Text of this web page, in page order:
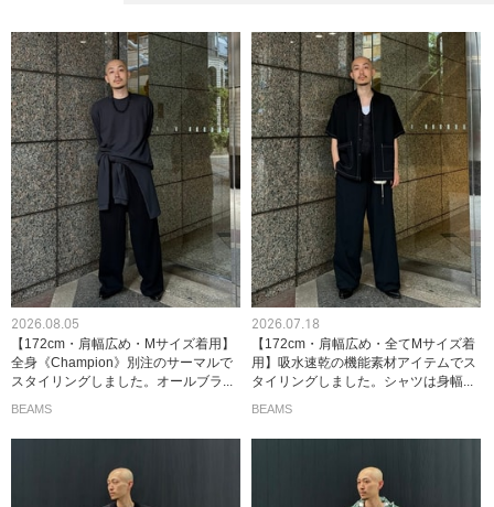
2026.08.05
【172cm・肩幅広め・Mサイズ着用】
全身《Champion》別注のサーマルで
スタイリングしました。オールブラ...
BEAMS
2026.07.18
【172cm・肩幅広め・全てMサイズ着
用】吸水速乾の機能素材アイテムでス
タイリングしました。シャツは身幅...
BEAMS